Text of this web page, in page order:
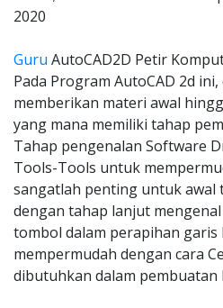
2020
Guru AutoCAD2D Petir
Pada Program AutoCAD 2d
memberikan materi awal
yang mana memiliki tahap
Tahap pengenalan Software
Tools-Tools untuk
sangatlah penting untuk awal
dengan tahap lanjut
tombol dalam perapihan
mempermudah dengan cara
dibutuhkan dalam pembuatan